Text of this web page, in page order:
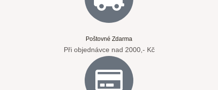
Poštovné Zdarma
Při objednávce nad 2000,- Kč